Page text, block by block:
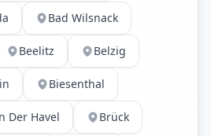
Bad Wilsnack
Beelitz Belzig
Biesenthal
Der Havel Brück